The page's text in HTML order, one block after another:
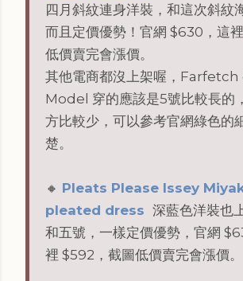
四月斜紋連身洋裝，和這次斜紋
而且定價優勢！官網 $630，這
低價賣完會漲價。
其他電商都沒上架喔，Farfetch
Model 穿的應該是5號比較長的
方比較少，可以參考官網綠色的
楚。
🔸 Pleats Please Issey
pleated dress 深藍色洋裝也
和五號，一樣定價優勢，官網
裡 $592，截圖低價賣完會漲價。